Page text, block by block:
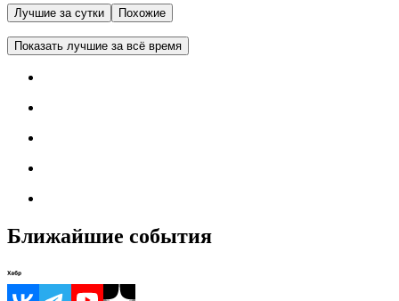
Лучшие за сутки Похожие
Показать лучшие за всё время
Ближайшие события